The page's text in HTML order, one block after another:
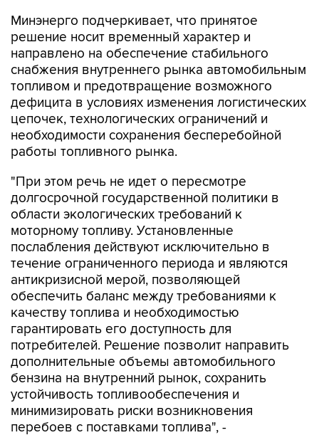
Минэнерго подчеркивает, что принятое
решение носит временный характер и
направлено на обеспечение стабильного
снабжения внутреннего рынка автомобильным
топливом и предотвращение возможного
дефицита в условиях изменения логистических
цепочек, технологических ограничений и
необходимости сохранения бесперебойной
работы топливного рынка.
"При этом речь не идет о пересмотре
долгосрочной государственной политики в
области экологических требований к
моторному топливу. Установленные
послабления действуют исключительно в
течение ограниченного периода и являются
антикризисной мерой, позволяющей
обеспечить баланс между требованиями к
качеству топлива и необходимостью
гарантировать его доступность для
потребителей. Решение позволит направить
дополнительные объемы автомобильного
бензина на внутренний рынок, сохранить
устойчивость топливообеспечения и
минимизировать риски возникновения
перебоев с поставками топлива", -